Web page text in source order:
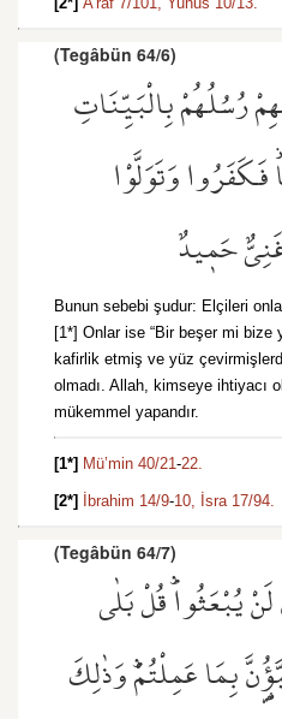
(Tegâbün 64/6)
رُسُلُهُمْ بِالْبَيِّنَاتِ
فَكَفَرُوا وَتَوَلَّوْا
حَم۪يدٌ
Bunun sebebi şudur: Elçileri
[1*] Onlar ise “Bir beşer mi bize
kafirlik etmiş ve yüz
olmadı. Allah, kimseye ihtiyacı
mükemmel yapandır.
[1*] Mü’min 40/21-22.
[2*] İbrahim 14/9-10, İsra 17/94.
(Tegâbün 64/7)
يُبْعَثُواۜ قُلْ بَلٰى
بِمَا عَمِلْتُمْۜ وَذٰلِكَ